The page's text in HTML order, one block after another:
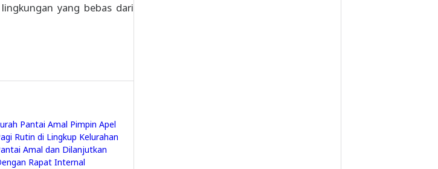
yang bebas dari
Pantai Amal Pimpin Apel
Rutin di Lingkup Kelurahan
Amal dan Dilanjutkan
Rapat Internal